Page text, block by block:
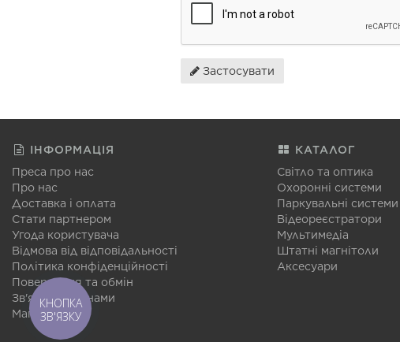
Застосувати
ІНФОРМАЦІЯ
Преса про нас
Про нас
Доставка і оплата
Стати партнером
Угода користувача
Відмова від відповідальності
Політика конфіденційності
Повернення та обмін
Зв'язатися з нами
Мапа сайту
КАТАЛОГ
Світло та оптика
Охоронні системи
Паркувальні системи
Відеореєстратори
Мультимедіа
Штатні магнітоли
Аксесуари
КНОПКА
ЗВ'ЯЗКУ